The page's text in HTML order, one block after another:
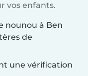
vos enfants.
nounou à Ben
de
une vérification